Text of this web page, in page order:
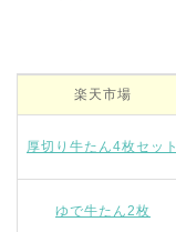
楽天市場
厚切り牛たん4枚セット
ゆで牛たん2枚